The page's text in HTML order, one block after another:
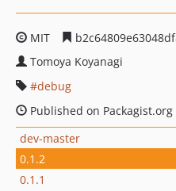
MIT
Tomoya Koyanagi
debug
Published on
dev-master
0.1.2
0.1.1